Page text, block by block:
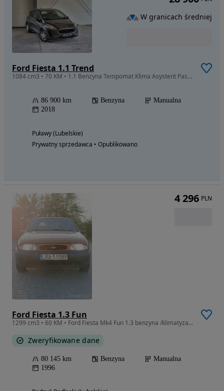
Ford Fiesta 1.1 Trend
1084 cm3 • 70 KM • 1.1 Benzyna Tempomat Klima Asystent Pasa Ruchu Nowy Rozrząd
86 900 km Benzyna
Manualna
2018
Puławy (Lubelskie)
Prywatny sprzedawca • Opublikowano
W granicach średniej
Ford Fiesta 1.3 Fun
1299 cm3 • 60 KM • Ford Fiesta Mk4 Fun 1.3 benzyna /klimatyzacja - oryginał
Zweryfikowane dane
80 145 km Benzyna
Manualna
1996
4 296 PLN